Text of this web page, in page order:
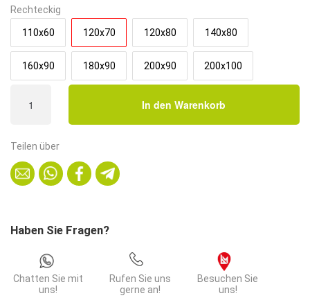
Rechteckig
110x60 120x70 120x80 140x80
160x90 180x90 200x90 200x100
Tischplatte
Marmor
|
120x70
In den Warenkorb
Teilen über
Haben Sie Fragen?
Chatten Sie mit
uns!
Rufen Sie uns
gerne an!
Besuchen Sie
uns!